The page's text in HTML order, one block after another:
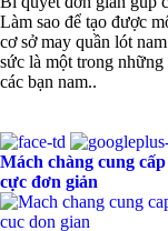
Làm sao để tạo được
cơ sở may quần lót
sức là một trong những
các bạn nam..
Mách chàng cung
cực đơn giản